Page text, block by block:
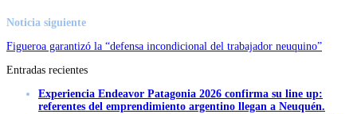
Noticia siguiente
Figueroa garantizó la “defensa incondicional del trabajador neuquino”
Entradas recientes
Experiencia Endeavor Patagonia 2026 confirma su line up:
referentes del emprendimiento argentino llegan a Neuquén.